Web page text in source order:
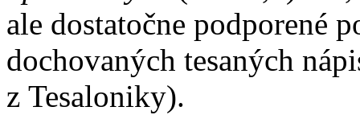
ale dostatočne podporené
dochovaných tesaných
z Tesaloniky).